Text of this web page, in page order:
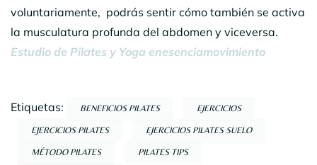
voluntariamente, podrás sentir cómo también se activa
la musculatura profunda del abdomen y viceversa.
Estudio de Pilates y Yoga enesenciamovimiento
Etiquetas: BENEFICIOS PILATES EJERCICIOS
EJERCICIOS PILATES EJERCICIOS PILATES SUELO
MÉTODO PILATES PILATES TIPS